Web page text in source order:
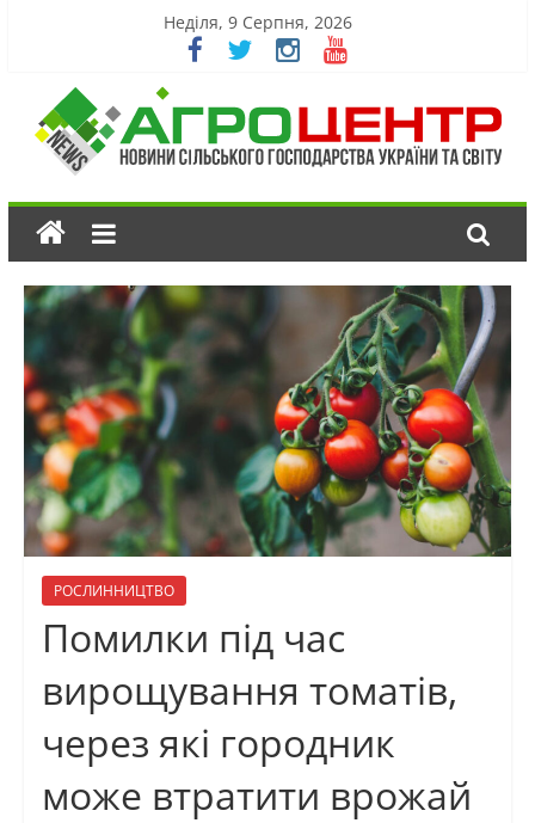
Неділя, 9 Серпня, 2026
РОСЛИННИЦТВО
Помилки під час
вирощування томатів,
через які городник
може втратити врожай